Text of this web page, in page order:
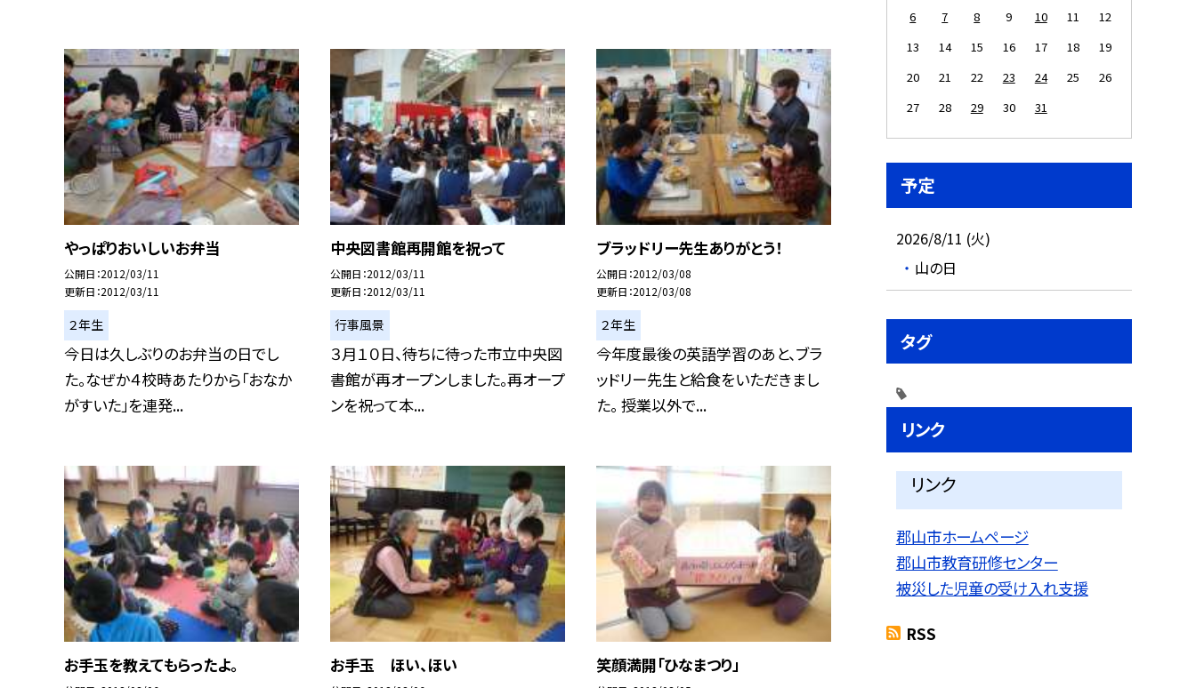
やっぱりおいしいお弁当
公開日 2012/03/11
更新日 2012/03/11
２年生
今日は久しぶりのお弁当の日でし
た。なぜか４校時あたりから「おなか
がすいた」を連発...
中央図書館再開館を祝って
公開日 2012/03/11
更新日 2012/03/11
行事風景
３月１０日、待ちに待った市立中央図
書館が再オープンしました。再オープ
ンを祝って本...
ブラッドリー先生ありがとう！
公開日 2012/03/08
更新日 2012/03/08
２年生
今年度最後の英語学習のあと、ブラ
ッドリー先生と給食をいただきまし
た。 授業以外で...
お手玉を教えてもらったよ。 お手玉 ほい、ほい 笑顔満開「ひなまつり」
6
7 8 9 10 11
12
13
14 15 16 17 18
19
20
21 22 23 24 25
26
27
28 29 30 31
予定
2026/8/11 (火)
山の日
タグ
リンク
リンク
郡山市ホームページ
郡山市教育研修センター
被災した児童の受け入れ支援
RSS